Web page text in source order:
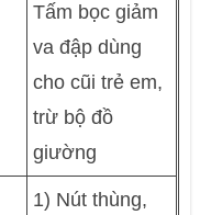
Tấm bọc giảm
va đập dùng
cho cũi trẻ em,
trừ bộ đồ
giường
1) Nút thùng,